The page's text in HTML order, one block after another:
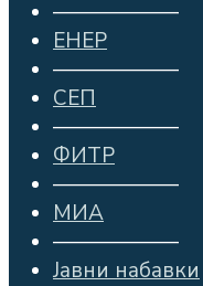
——————
ЕНЕР
——————
СЕП
——————
ФИТР
——————
МИА
——————
Јавни набавки